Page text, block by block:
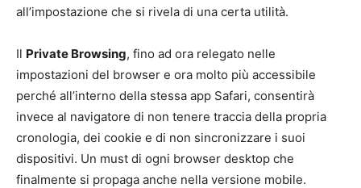
all’impostazione che si rivela di una certa utilità.
Il Private Browsing, fino ad ora relegato nelle
impostazioni del browser e ora molto più accessibile
perché all’interno della stessa app Safari, consentirà
invece al navigatore di non tenere traccia della propria
cronologia, dei cookie e di non sincronizzare i suoi
dispositivi. Un must di ogni browser desktop che
finalmente si propaga anche nella versione mobile.